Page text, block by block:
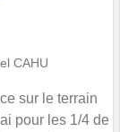
CAHU
sur le terrain
pour les 1/4 de